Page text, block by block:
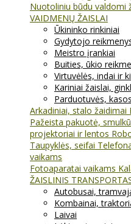
Nuotoliniu būdu valdomi
VAIDMENŲ ŽAISLAI
Ūkininko rinkiniai
Gydytojo
Meistro įrankiai
Buities, ūkio
Virtuvėlės, indai ir
Kariniai žaislai,
Parduotuvės,
Arkadiniai, stalo žaidimai
Pažeista pakuotė,
projektoriai ir lentos
Taupyklės, seifai
vaikams
Fotoaparatai vaikams
ŽAISLINIS
Autobusai,
Kombainai,
Laivai